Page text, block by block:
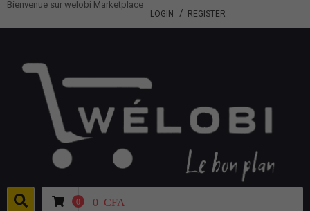
Bienvenue sur welobi Marketplace
LOGIN REGISTER
0 0 CFA